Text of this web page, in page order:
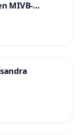
MIVB-
en Het